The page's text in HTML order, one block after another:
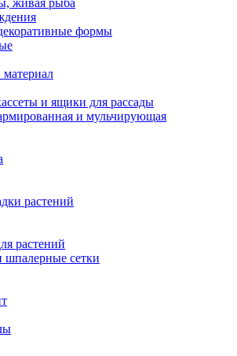
живая рыба
формы
и ящики для рассады
и мульчирующая
растений
растений
шпалерные сетки